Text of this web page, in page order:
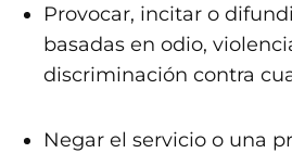
Provocar, incitar o
basadas en odio,
discriminación contra
Negar el servicio o una